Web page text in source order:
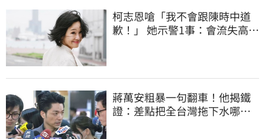
柯志恩嗆「我不會跟陳時中道
歉！」 她示警1事：會流失高雄
蔣萬安粗暴一句翻車！他揭鐵
證：差點把全台灣拖下水哪時